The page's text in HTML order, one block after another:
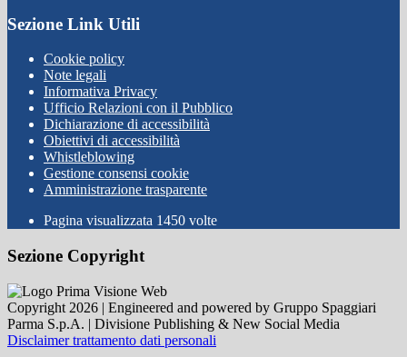
Sezione Link Utili
Cookie policy
Note legali
Informativa Privacy
Ufficio Relazioni con il Pubblico
Dichiarazione di accessibilità
Obiettivi di accessibilità
Whistleblowing
Gestione consensi cookie
Amministrazione trasparente
Pagina visualizzata 1450 volte
Sezione Copyright
Copyright 2026 | Engineered and powered by Gruppo Spaggiari
Parma S.p.A. | Divisione Publishing & New Social Media
Disclaimer trattamento dati personali